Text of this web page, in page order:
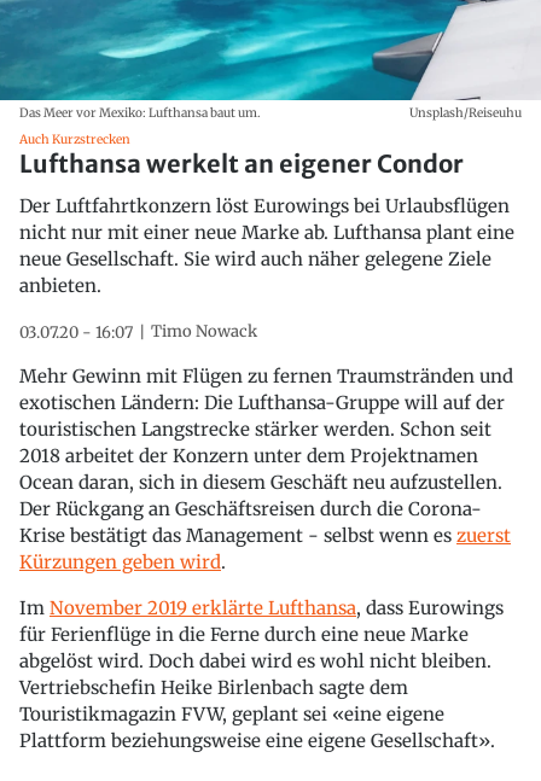
Das Meer vor Mexiko: Lufthansa baut um.
Unsplash/Reiseuhu
Auch Kurzstrecken
Lufthansa werkelt an eigener Condor
Der Luftfahrtkonzern löst Eurowings bei Urlaubsflügen
nicht nur mit einer neue Marke ab. Lufthansa plant eine
neue Gesellschaft. Sie wird auch näher gelegene Ziele
anbieten.
03.07.20 - 16:07 Timo Nowack
Mehr Gewinn mit Flügen zu fernen Traumstränden und
exotischen Ländern: Die Lufthansa-Gruppe will auf der
touristischen Langstrecke stärker werden. Schon seit
2018 arbeitet der Konzern unter dem Projektnamen
Ocean daran, sich in diesem Geschäft neu aufzustellen.
Der Rückgang an Geschäftsreisen durch die Corona-
Krise bestätigt das Management - selbst wenn es zuerst
Kürzungen geben wird.
Im November 2019 erklärte Lufthansa, dass Eurowings
für Ferienflüge in die Ferne durch eine neue Marke
abgelöst wird. Doch dabei wird es wohl nicht bleiben.
Vertriebschefin Heike Birlenbach sagte dem
Touristikmagazin FVW, geplant sei «eine eigene
Plattform beziehungsweise eine eigene Gesellschaft».